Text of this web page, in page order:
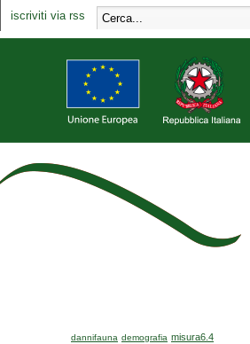
iscriviti via rss
dannifauna demografia misura6.4